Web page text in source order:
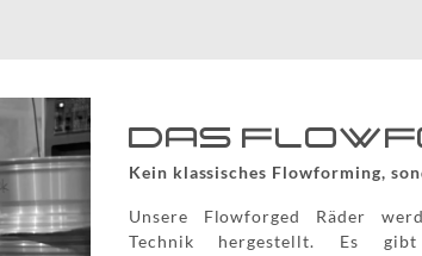
DAS
Kein klassisches Flowforming,
Unsere Flowforged Räder
Technik hergestellt. Es
nachgefräst und das Gewicht
Forged Rad optimiert. Die Optik